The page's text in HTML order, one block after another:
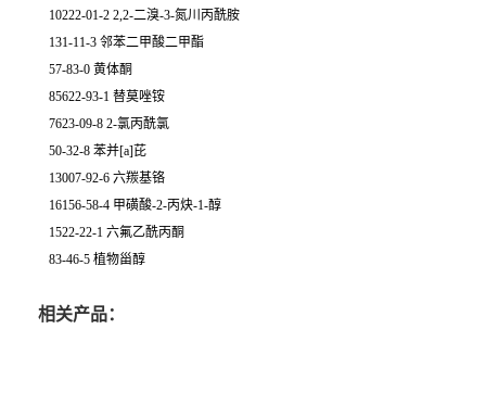
10222-01-2 2,2-二溴-3-氮川丙酰胺
131-11-3 邻苯二甲酸二甲酯
57-83-0 黄体酮
85622-93-1 替莫唑铵
7623-09-8 2-氯丙酰氯
50-32-8 苯并[a]芘
13007-92-6 六羰基铬
16156-58-4 甲磺酸-2-丙炔-1-醇
1522-22-1 六氟乙酰丙酮
83-46-5 植物甾醇
相关产品：